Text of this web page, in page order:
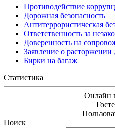
Противодействие
Дорожная безопасность
Антитеррористическая
Ответственность за
Доверенность на
Заявление о расторжении
Бирки на багаж
Статистика
Онлайн
Поиск